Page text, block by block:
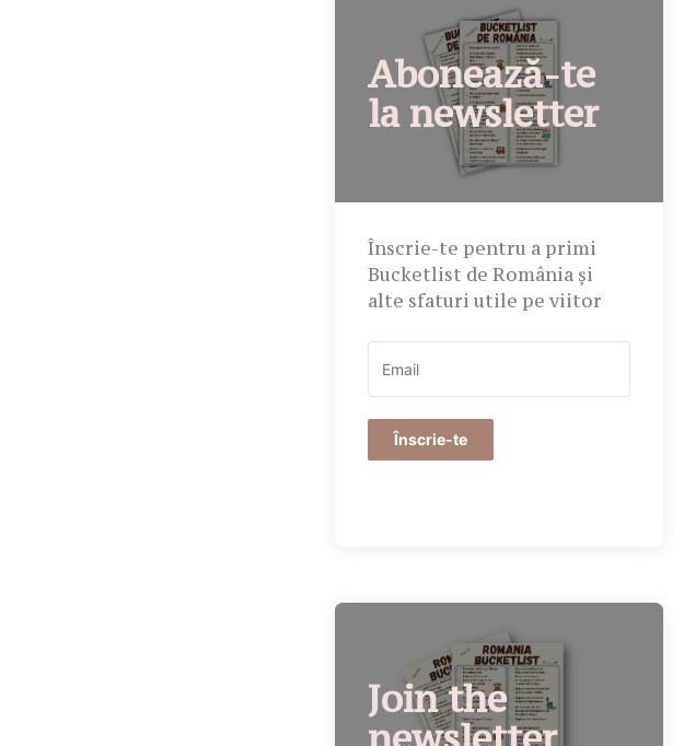
Abonează-te
la newsletter
Înscrie-te pentru a primi
Bucketlist de România și
alte sfaturi utile pe viitor
Înscrie-te
Join the